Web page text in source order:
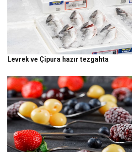
Levrek ve Çipura hazır tezgahta